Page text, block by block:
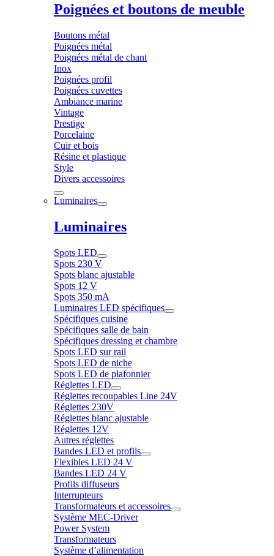
Poignées et boutons de meuble
Boutons métal
Poignées métal
Poignées métal de chant
Inox
Poignées profil
Poignées cuvettes
Ambiance marine
Vintage
Prestige
Porcelaine
Cuir et bois
Résine et plastique
Style
Divers accessoires
Luminaires
Luminaires
Spots LED
Spots 230 V
Spots blanc ajustable
Spots 12 V
Spots 350 mA
Luminaires LED spécifiques
Spécifiques cuisine
Spécifiques salle de bain
Spécifiques dressing et chambre
Spots LED sur rail
Spots LED de niche
Spots LED de plafonnier
Réglettes LED
Réglettes recoupables Line 24V
Réglettes 230V
Réglettes blanc ajustable
Réglettes 12V
Autres réglettes
Bandes LED et profils
Flexibles LED 24 V
Bandes LED 24 V
Profils diffuseurs
Interrupteurs
Transformateurs et accessoires
Système MEC-Driver
Power System
Transformateurs
Système d’alimentation